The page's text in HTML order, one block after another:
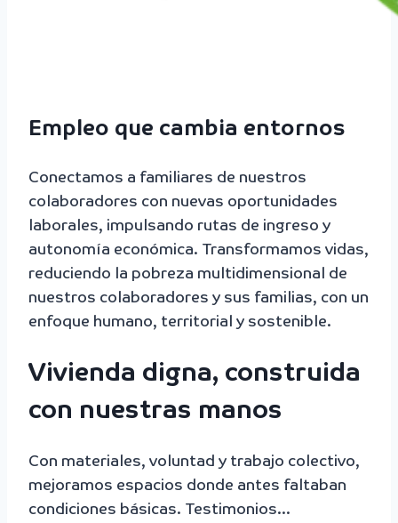
Empleo que cambia entornos
Conectamos a familiares de nuestros
colaboradores con nuevas oportunidades
laborales, impulsando rutas de ingreso y
autonomía económica. Transformamos vidas,
reduciendo la pobreza multidimensional de
nuestros colaboradores y sus familias, con un
enfoque humano, territorial y sostenible.
Vivienda digna, construida
con nuestras manos
Con materiales, voluntad y trabajo colectivo,
mejoramos espacios donde antes faltaban
condiciones básicas. Testimonios…